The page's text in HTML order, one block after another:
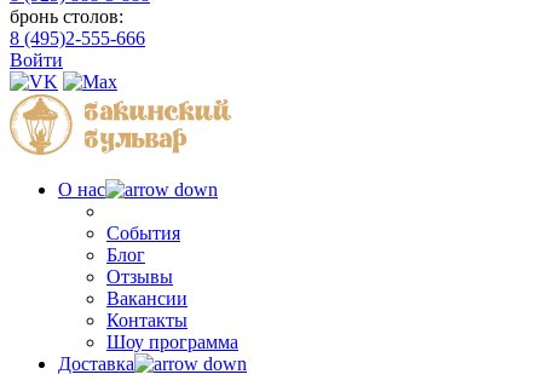
бронь столов:
8 (495)2-555-666
Войти
О нас
События
Блог
Отзывы
Вакансии
Контакты
Шоу программа
Доставка